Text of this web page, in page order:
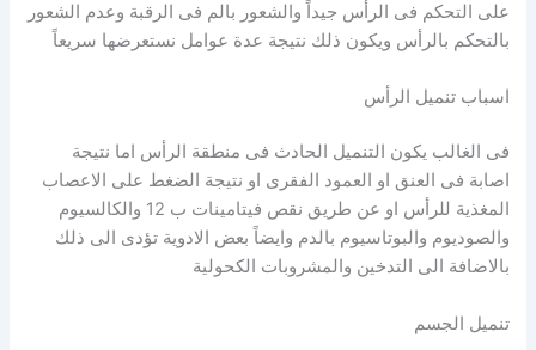
على التحكم فى الرأس جيداً والشعور بالم فى الرقبة وعدم الشعور
بالتحكم بالرأس ويكون ذلك نتيجة عدة عوامل نستعرضها سريعاً
اسباب تنميل الرأس
فى الغالب يكون التنميل الحادث فى منطقة الرأس اما نتيجة
اصابة فى العنق او العمود الفقرى او نتيجة الضغط على الاعصاب
المغذية للرأس او عن طريق نقص فيتامينات ب 12 والكالسيوم
والصوديوم والبوتاسيوم بالدم وايضاً بعض الادوية تؤدى الى ذلك
بالاضافة الى التدخين والمشروبات الكحولية
تنميل الجسم